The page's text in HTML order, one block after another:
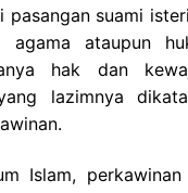
pasangan suami
ataupun
hak dan
lazimnya
Islam, perkawinan